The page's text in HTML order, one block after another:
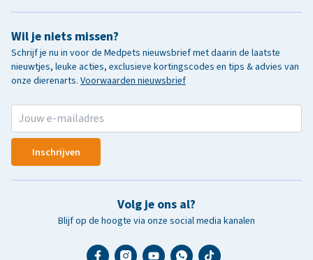
Wil je niets missen?
Schrijf je nu in voor de Medpets nieuwsbrief met daarin de laatste
nieuwtjes, leuke acties, exclusieve kortingscodes en tips & advies van
onze dierenarts. Voorwaarden nieuwsbrief
Inschrijven
Volg je ons al?
Blijf op de hoogte via onze social media kanalen